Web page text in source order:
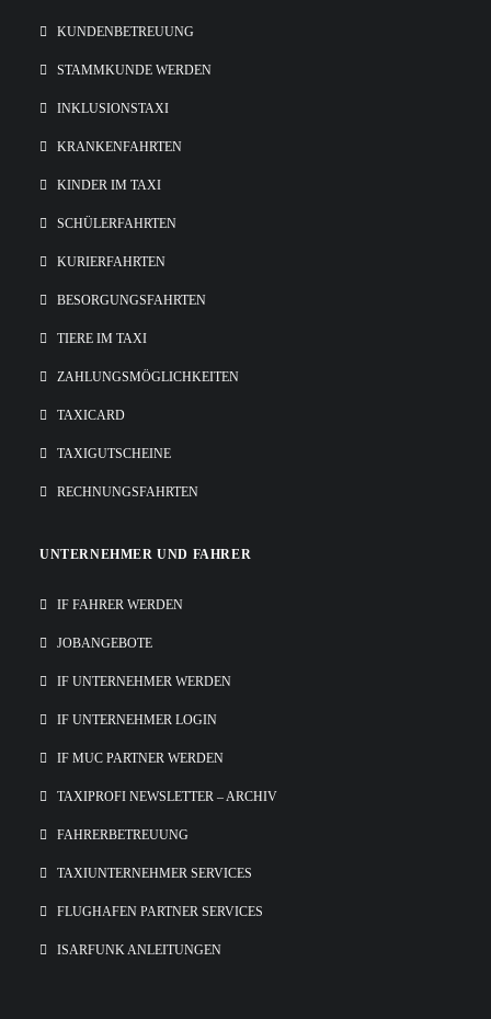
KUNDENBETREUUNG
STAMMKUNDE WERDEN
INKLUSIONSTAXI
KRANKENFAHRTEN
KINDER IM TAXI
SCHÜLERFAHRTEN
KURIERFAHRTEN
BESORGUNGSFAHRTEN
TIERE IM TAXI
ZAHLUNGSMÖGLICHKEITEN
TAXICARD
TAXIGUTSCHEINE
RECHNUNGSFAHRTEN
UNTERNEHMER UND FAHRER
IF FAHRER WERDEN
JOBANGEBOTE
IF UNTERNEHMER WERDEN
IF UNTERNEHMER LOGIN
IF MUC PARTNER WERDEN
TAXIPROFI NEWSLETTER – ARCHIV
FAHRERBETREUUNG
TAXIUNTERNEHMER SERVICES
FLUGHAFEN PARTNER SERVICES
ISARFUNK ANLEITUNGEN